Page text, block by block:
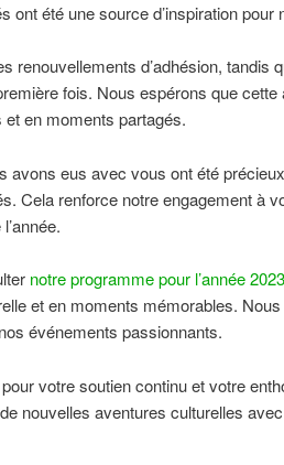
ont été une source d’inspiration pour
renouvellements d’adhésion, tandis
fois. Nous espérons que
en moments partagés.
avons eus avec vous ont été
Cela renforce notre engagement à
notre programme pour l’année
et en moments mémorables.
événements passionnants.
votre soutien continu et votre
nouvelles aventures culturelles